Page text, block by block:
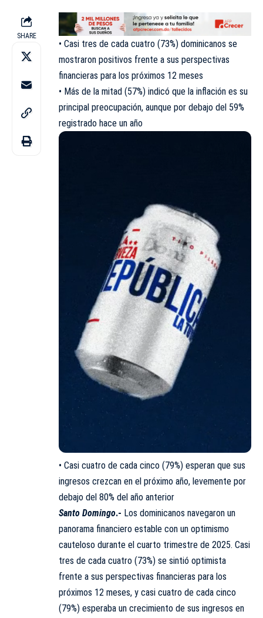
SHARE
• Casi tres de cada cuatro (73%) dominicanos se
mostraron positivos frente a sus perspectivas
financieras para los próximos 12 meses
• Más de la mitad (57%) indicó que la inflación es su
principal preocupación, aunque por debajo del 59%
registrado hace un año
• Casi cuatro de cada cinco (79%) esperan que sus
ingresos crezcan en el próximo año, levemente por
debajo del 80% del año anterior
Santo Domingo.- Los dominicanos navegaron un
panorama financiero estable con un optimismo
cauteloso durante el cuarto trimestre de 2025. Casi
tres de cada cuatro (73%) se sintió optimista
frente a sus perspectivas financieras para los
próximos 12 meses, y casi cuatro de cada cinco
(79%) esperaba un crecimiento de sus ingresos en